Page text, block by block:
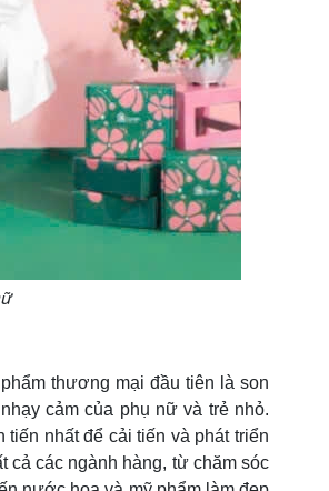
thương mại đầu tiên là son
cảm của phụ nữ và trẻ nhỏ.
nhất để cải tiến và phát triển
cả các ngành hàng, từ chăm sóc